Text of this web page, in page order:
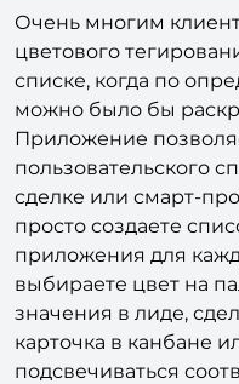
Очень многим
цветового
списке, когда по
можно было бы
Приложение
пользовательского
сделке или смарт-
просто создаете
приложения для
выбираете цвет на
значения в лиде,
карточка в канбане
подсвечиваться